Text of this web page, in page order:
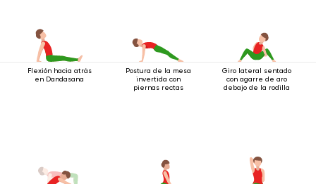
Flexión hacia atrás
en Dandasana
Postura de la mesa
invertida con
piernas rectas
Giro lateral sentado
con agarre de aro
debajo de la rodilla